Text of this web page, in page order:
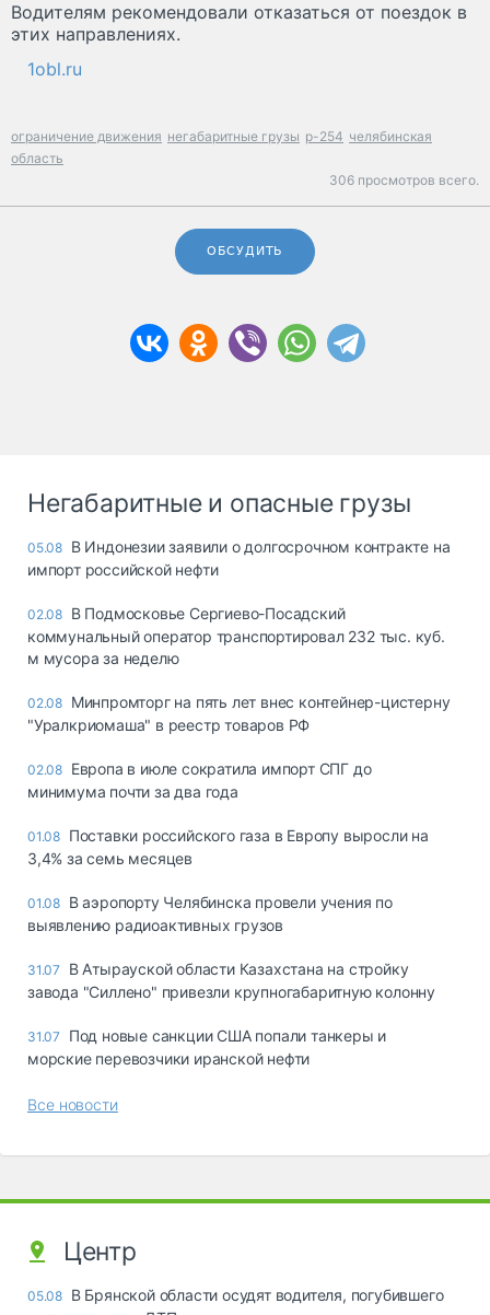
Водителям рекомендовали отказаться от поездок в
этих направлениях.
1obl.ru
ограничение движения негабаритные грузы р-254 челябинская
область
306 просмотров всего.
ОБСУДИТЬ
Негабаритные и опасные грузы
05.08 В Индонезии заявили о долгосрочном контракте на
импорт российской нефти
02.08 В Подмосковье Сергиево-Посадский
коммунальный оператор транспортировал 232 тыс. куб.
м мусора за неделю
02.08 Минпромторг на пять лет внес контейнер-цистерну
"Уралкриомаша" в реестр товаров РФ
02.08 Европа в июле сократила импорт СПГ до
минимума почти за два года
01.08 Поставки российского газа в Европу выросли на
3,4% за семь месяцев
01.08 В аэропорту Челябинска провели учения по
выявлению радиоактивных грузов
31.07
В Атырауской области Казахстана на стройку
завода "Силлено" привезли крупногабаритную колонну
31.07
Под новые санкции США попали танкеры и
морские перевозчики иранской нефти
Все новости
Центр
05.08 В Брянской области осудят водителя, погубившего